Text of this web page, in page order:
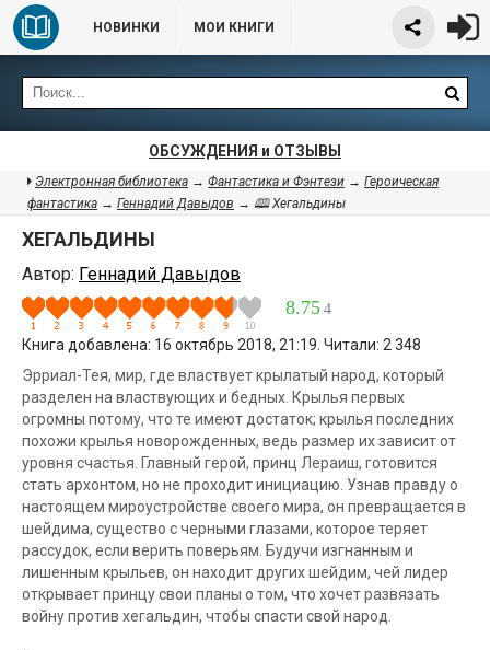
НОВИНКИ МОИ КНИГИ
ОБСУЖДЕНИЯ и ОТЗЫВЫ
Электронная библиотека → Фантастика и Фэнтези → Героическая
фантастика → Геннадий Давыдов → 🕮 Хегальдины
ХЕГАЛЬДИНЫ
Автор: Геннадий Давыдов
8.75 4
Книга добавлена: 16 октябрь 2018, 21:19. Читали: 2 348
Эрриал-Тея, мир, где властвует крылатый народ, который
разделен на властвующих и бедных. Крылья первых
огромны потому, что те имеют достаток; крылья последних
похожи крылья новорожденных, ведь размер их зависит от
уровня счастья. Главный герой, принц Лераиш, готовится
стать архонтом, но не проходит инициацию. Узнав правду о
настоящем мироустройстве своего мира, он превращается в
шейдима, существо с черными глазами, которое теряет
рассудок, если верить поверьям. Будучи изгнанным и
лишенным крыльев, он находит других шейдим, чей лидер
открывает принцу свои планы о том, что хочет развязать
войну против хегальдин, чтобы спасти свой народ.